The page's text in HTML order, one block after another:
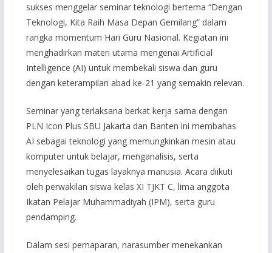
sukses menggelar seminar teknologi bertema “Dengan
Teknologi, Kita Raih Masa Depan Gemilang” dalam
rangka momentum Hari Guru Nasional. Kegiatan ini
menghadirkan materi utama mengenai Artificial
Intelligence (AI) untuk membekali siswa dan guru
dengan keterampilan abad ke-21 yang semakin relevan.
Seminar yang terlaksana berkat kerja sama dengan
PLN Icon Plus SBU Jakarta dan Banten ini membahas
AI sebagai teknologi yang memungkinkan mesin atau
komputer untuk belajar, menganalisis, serta
menyelesaikan tugas layaknya manusia. Acara diikuti
oleh perwakilan siswa kelas XI TJKT C, lima anggota
Ikatan Pelajar Muhammadiyah (IPM), serta guru
pendamping.
Dalam sesi pemaparan, narasumber menekankan